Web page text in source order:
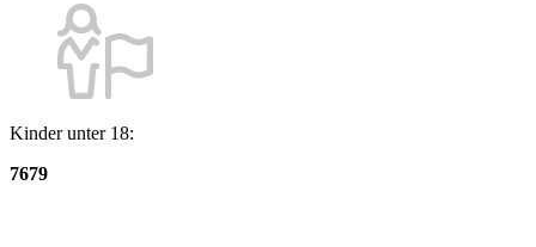
Kinder unter 18:
7679